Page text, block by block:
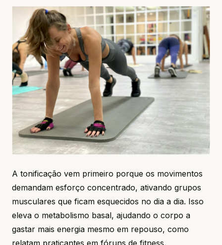
A tonificação vem primeiro porque os movimentos
demandam esforço concentrado, ativando grupos
musculares que ficam esquecidos no dia a dia. Isso
eleva o metabolismo basal, ajudando o corpo a
gastar mais energia mesmo em repouso, como